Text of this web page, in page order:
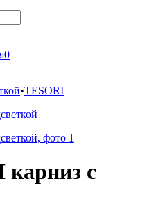
0
•TESORI
карниз с